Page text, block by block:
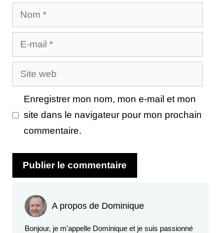
Nom
E-
mail
Site
web
Enregistrer mon nom, mon e-mail et mon
site dans le navigateur pour mon prochain
commentaire.
A propos de Dominique
Bonjour, je m'appelle Dominique et je suis passionné